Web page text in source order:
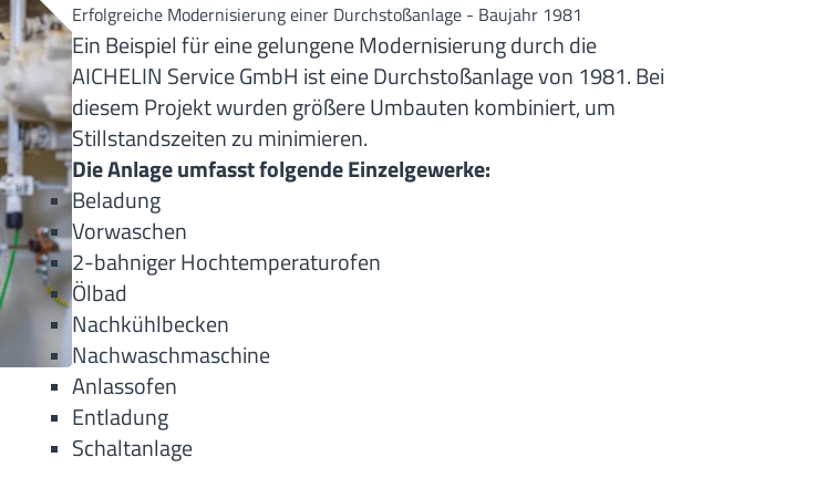
Erfolgreiche Modernisierung einer Durchstoßanlage - Baujahr 1981
Ein Beispiel für eine gelungene Modernisierung durch die
AICHELIN Service GmbH ist eine Durchstoßanlage von 1981. Bei
diesem Projekt wurden größere Umbauten kombiniert, um
Stillstandszeiten zu minimieren.
Die Anlage umfasst folgende Einzelgewerke:
Beladung
Vorwaschen
2-bahniger Hochtemperaturofen
Ölbad
Nachkühlbecken
Nachwaschmaschine
Anlassofen
Entladung
Schaltanlage